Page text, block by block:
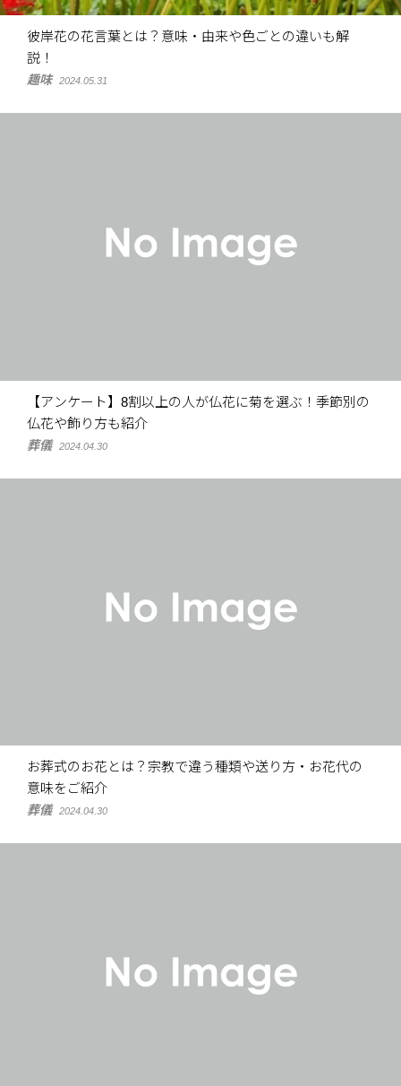
彼岸花の花言葉とは？意味・由来や色ごとの違いも解
説！
趣味 2024.05.31
【アンケート】8割以上の人が仏花に菊を選ぶ！季節別の
仏花や飾り方も紹介
葬儀 2024.04.30
お葬式のお花とは？宗教で違う種類や送り方・お花代の
意味をご紹介
葬儀 2024.04.30